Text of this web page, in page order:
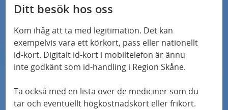
Ditt besök hos oss
Kom ihåg att ta med legitimation. Det kan
exempelvis vara ett körkort, pass eller nationellt
id-kort. Digitalt id-kort i mobiltelefon är ännu
inte godkänt som id-handling i Region Skåne.
Ta också med en lista över de mediciner som du
tar och eventuellt högkostnadskort eller frikort.